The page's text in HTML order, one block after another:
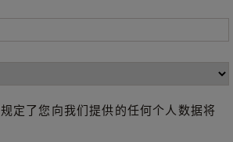
规定了您向我们提供的任何个人数据将